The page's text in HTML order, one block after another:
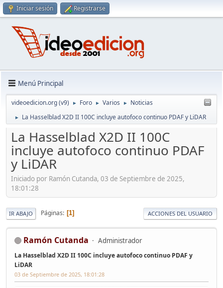
Iniciar sesión Registrarse
Menú Principal
videoedicion.org (v9) ► Foro ► Varios ► Noticias
► La Hasselblad X2D II 100C incluye autofoco continuo PDAF y LiDAR
La Hasselblad X2D II 100C
incluye autofoco continuo PDAF
y LiDAR
Iniciado por Ramón Cutanda, 03 de Septiembre de 2025,
18:01:28
IR ABAJO Páginas 1 ACCIONES DEL USUARIO
Ramón Cutanda Administrador
La Hasselblad X2D II 100C incluye autofoco continuo PDAF y
LiDAR
03 de Septiembre de 2025, 18:01:28